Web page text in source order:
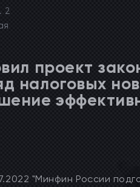
2
проект
налоговых
"Минфин России